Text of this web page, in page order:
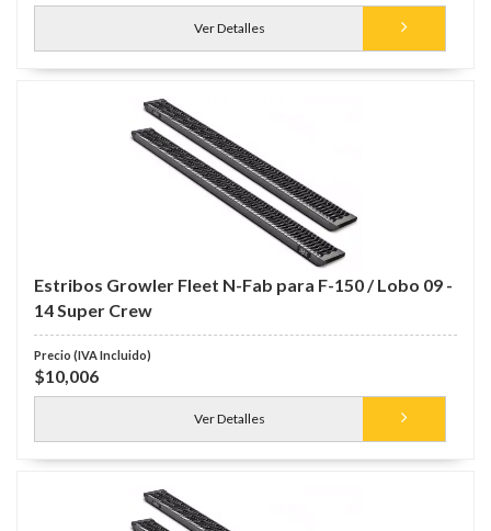
Ver Detalles
Estribos Growler Fleet N-Fab para F-150 / Lobo 09 -
14 Super Crew
$10,006
Ver Detalles